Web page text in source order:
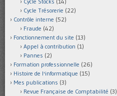
Cycle Trésorerie (22)
Contrôle interne (52)
Fraude (42)
Fonctionnement du site (13)
Appel à contribution (1)
Pannes (2)
Formation professionnelle (26)
Histoire de l'informatique (15)
Mes publications (3)
Revue Française de Comptabilité (3)